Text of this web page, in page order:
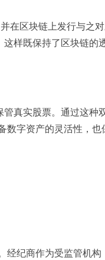
在区块链上发行与之
样既保持了区块链的
真实股票。通过这种
数字资产的灵活性，也
经纪商作为受监管机构